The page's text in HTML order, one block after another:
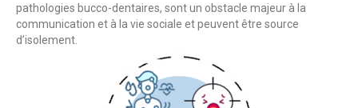
pathologies bucco-dentaires, sont un obstacle majeur à la
communication et à la vie sociale et peuvent être source
d’isolement.